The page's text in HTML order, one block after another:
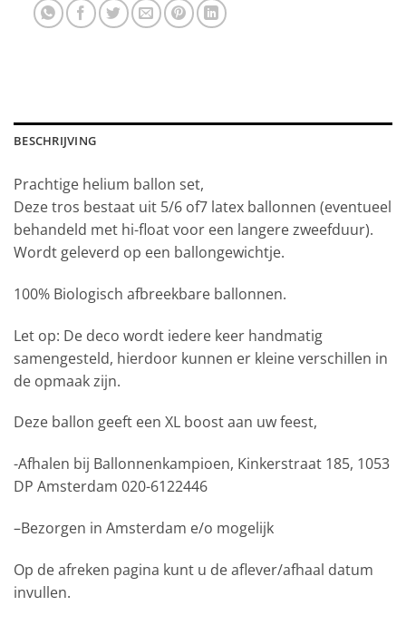
BESCHRIJVING
Prachtige helium ballon set,
Deze tros bestaat uit 5/6 of7 latex ballonnen (eventueel
behandeld met hi-float voor een langere zweefduur).
Wordt geleverd op een ballongewichtje.
100% Biologisch afbreekbare ballonnen.
Let op: De deco wordt iedere keer handmatig
samengesteld, hierdoor kunnen er kleine verschillen in
de opmaak zijn.
Deze ballon geeft een XL boost aan uw feest,
-Afhalen bij Ballonnenkampioen, Kinkerstraat 185, 1053
DP Amsterdam 020-6122446
–Bezorgen in Amsterdam e/o mogelijk
Op de afreken pagina kunt u de aflever/afhaal datum
invullen.